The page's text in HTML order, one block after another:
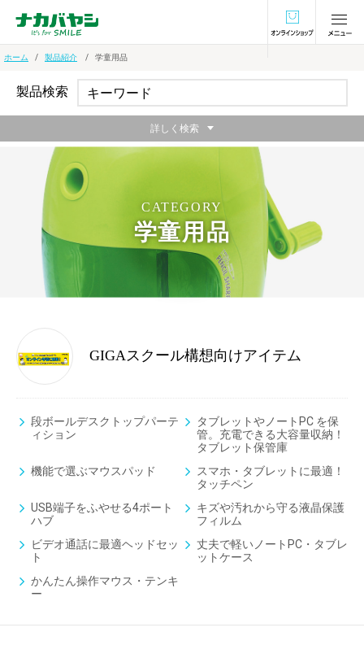
オンラインショ
ホーム 製品紹介 学童用品
CATEGORY
学童用品
GIGAスクール構想向けアイテム
段ボールデスクトップパーテ
ィション
タブレットやノートPC を保
管。充電できる大容量収納！
タブレット保管庫
機能で選ぶマウスパッド
スマホ・タブレットに最適！
タッチペン
USB端子をふやせる4ポート
ハブ
キズや汚れから守る液晶保護
フィルム
ビデオ通話に最適ヘッドセッ
ト
丈夫で軽いノートPC・タブレ
ットケース
かんたん操作マウス・テンキ
ー
製品検索
詳しく検索